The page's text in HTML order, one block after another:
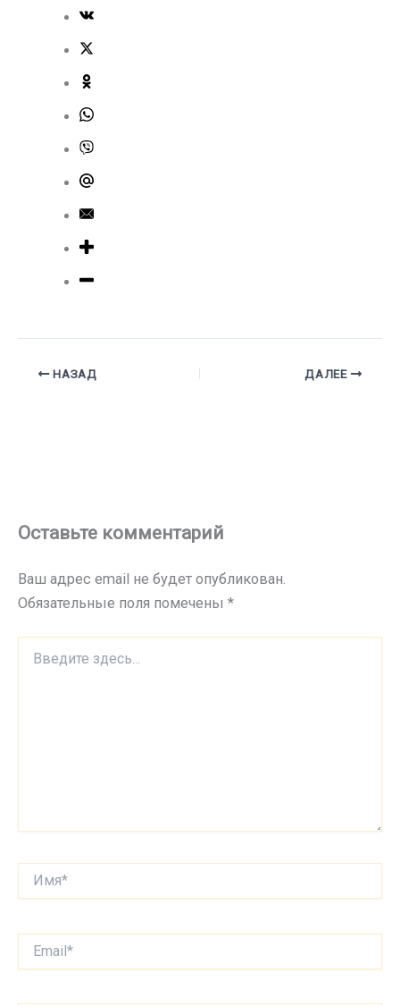
НАЗАД ДАЛЕЕ
Оставьте комментарий
Ваш адрес email не будет опубликован.
Обязательные поля помечены *
здесь...